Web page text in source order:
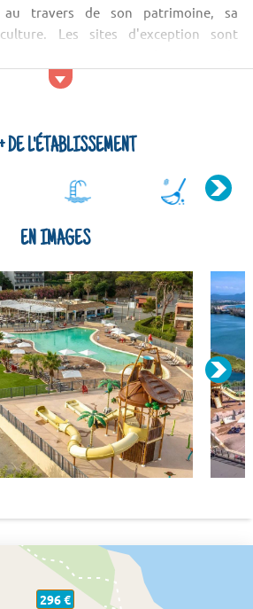
travers de son patrimoine, sa
Les sites d'exception sont
et les Gorges du Verdon !
dispose d'un terrain
DE L'ÉTABLISSEMENT
EN IMAGES
296 €